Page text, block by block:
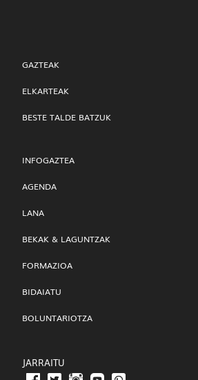
GAZTEAK
ELKARTEAK
BESTE TALDE BATZUK
INFOGAZTEA
AGENDA
LANA
BEKAK & LAGUNTZAK
FORMAZIOA
BIDAIATU
BOLUNTARIOTZA
JARRAITU